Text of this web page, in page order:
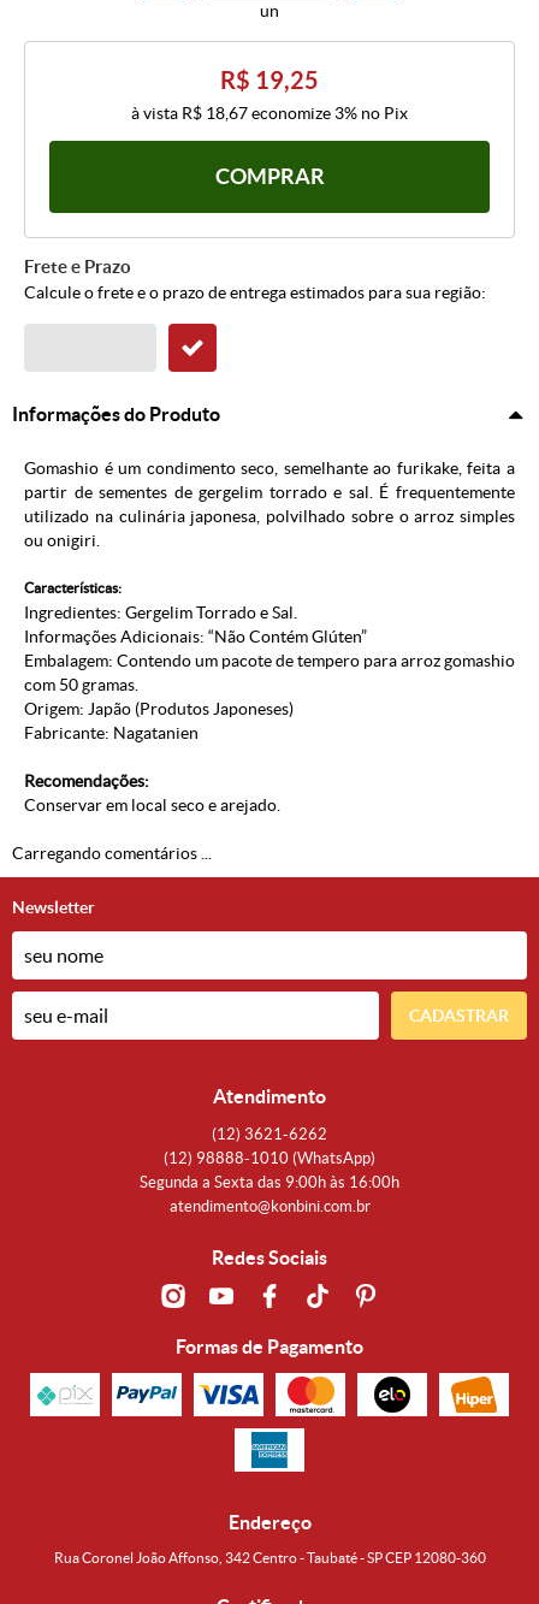
un
R$ 19,25
à vista R$ 18,67economize 3% no Pix
COMPRAR
Frete e Prazo
Calcule o frete e o prazo de entrega estimados para sua região:
Informações do Produto
Gomashio é um condimento seco, semelhante ao furikake, feita a
partir de sementes de gergelim torrado e sal. É frequentemente
utilizado na culinária japonesa, polvilhado sobre o arroz simples
ou onigiri.
Características:
Ingredientes: Gergelim Torrado e Sal.
Informações Adicionais: “Não Contém Glúten”
Embalagem: Contendo um pacote de tempero para arroz gomashio
com 50 gramas.
Origem: Japão (Produtos Japoneses)
Fabricante: Nagatanien
Recomendações:
Conservar em local seco e arejado.
Carregando comentários ...
Newsletter
CADASTRAR
Atendimento
(12) 3621-6262
(12) 98888-1010 (WhatsApp)
Segunda a Sexta das 9:00h às 16:00h
atendimento@konbini.com.br
Redes Sociais
Formas de Pagamento
Endereço
Rua Coronel João Affonso, 342 Centro - Taubaté - SP CEP 12080-360